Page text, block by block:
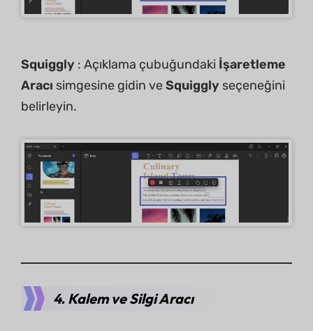
Squiggly : Açıklama çubuğundaki İşaretleme
Aracı simgesine gidin veSquiggly seçeneğini
belirleyin.
4. Kalem ve Silgi Aracı